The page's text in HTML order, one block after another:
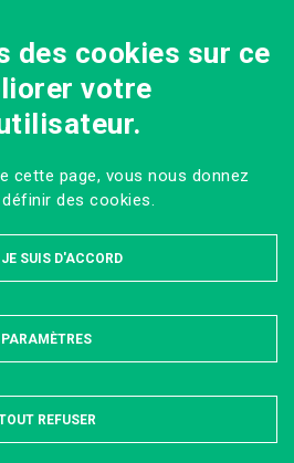
CONTACTER
les réseaux
ET DONNÉES PERSONNELLES
PARTIELLEMENT CONFORME
AgroParisTech © 2024
des cookies sur ce
votre
cette page, vous nous donnez
des cookies.
SUIS D'ACCORD
MASQUER
PARAMÈTRES
REFUSER